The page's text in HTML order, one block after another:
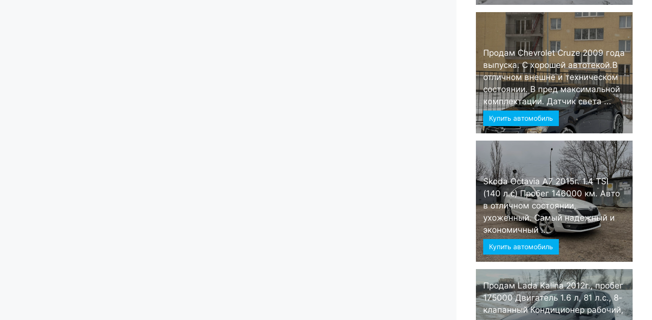
Продам Chevrolet Cruze 2009 года
выпуска. С хорошей автотекой.В
отличном внешне и техническом
состоянии. В пред максимальной
комплектации. Датчик света ...
Купить автомобиль
Skoda Octavia А7 2015г. 1.4 TSI
(140 л.с) Пробег 146000 км. Авто
в отличном состоянии,
ухоженный. Самый надежный и
экономичный ...
Купить автомобиль
Продам Lada Kalina 2012г., пробег
175000 Двигатель 1.6 л, 81 л.с., 8-
клапанный Кондиционер рабочий,